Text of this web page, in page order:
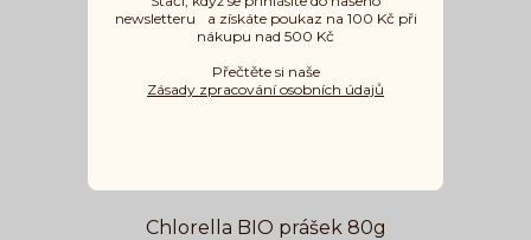
Chlorella BIO prášek 80g
newsletteru a získáte poukaz na 100 Kč při
nákupu nad 500 Kč
Přečtěte si naše
Zásady zpracování osobních údajů